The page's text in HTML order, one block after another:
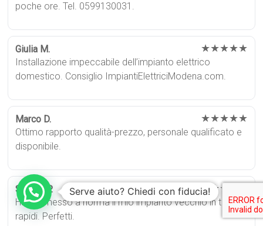
poche ore. Tel. 0599130031.
Giulia M. ★★★★★
Installazione impeccabile dell’impianto elettrico
domestico. Consiglio ImpiantiElettriciModena.com.
Marco D. ★★★★★
Ottimo rapporto qualità-prezzo, personale qualificato e
disponibile.
Serena P. ★★★★★
Hanno messo a norma il mio impianto vecchio in tempi
rapidi. Perfetti.
Serve aiuto? Chiedi con fiducia!